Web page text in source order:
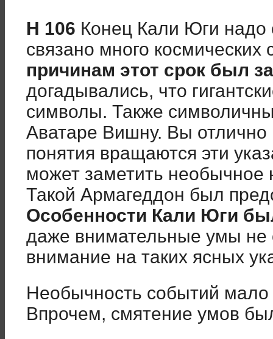
Н 106 Конец Кали Юги надо
связано много
причинам этот срок был
догадывались, что
символы. Также
Аватаре Вишну. Вы отлично
понятия вращаются эти
может заметить
Такой Армагеддон был
Особенности Кали Юги
даже внимательные умы не
внимание на таких ясных
Необычность событий мало
Впрочем, смятение умов